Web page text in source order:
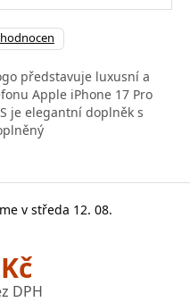
představuje luxusní a
Apple iPhone 17 Pro
je elegantní doplněk s
v středa 12. 08.
DPH